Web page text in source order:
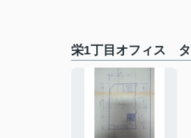
栄1丁目オフィス タ